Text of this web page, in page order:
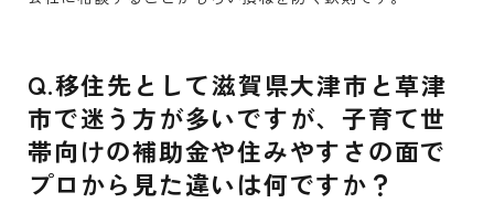
Q.移住先として滋賀県大津市と草津
市で迷う方が多いですが、子育て世
帯向けの補助金や住みやすさの面で
プロから見た違いは何ですか？